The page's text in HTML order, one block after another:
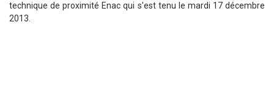
technique de proximité Enac qui s'est tenu le mardi 17 décembre
2013.